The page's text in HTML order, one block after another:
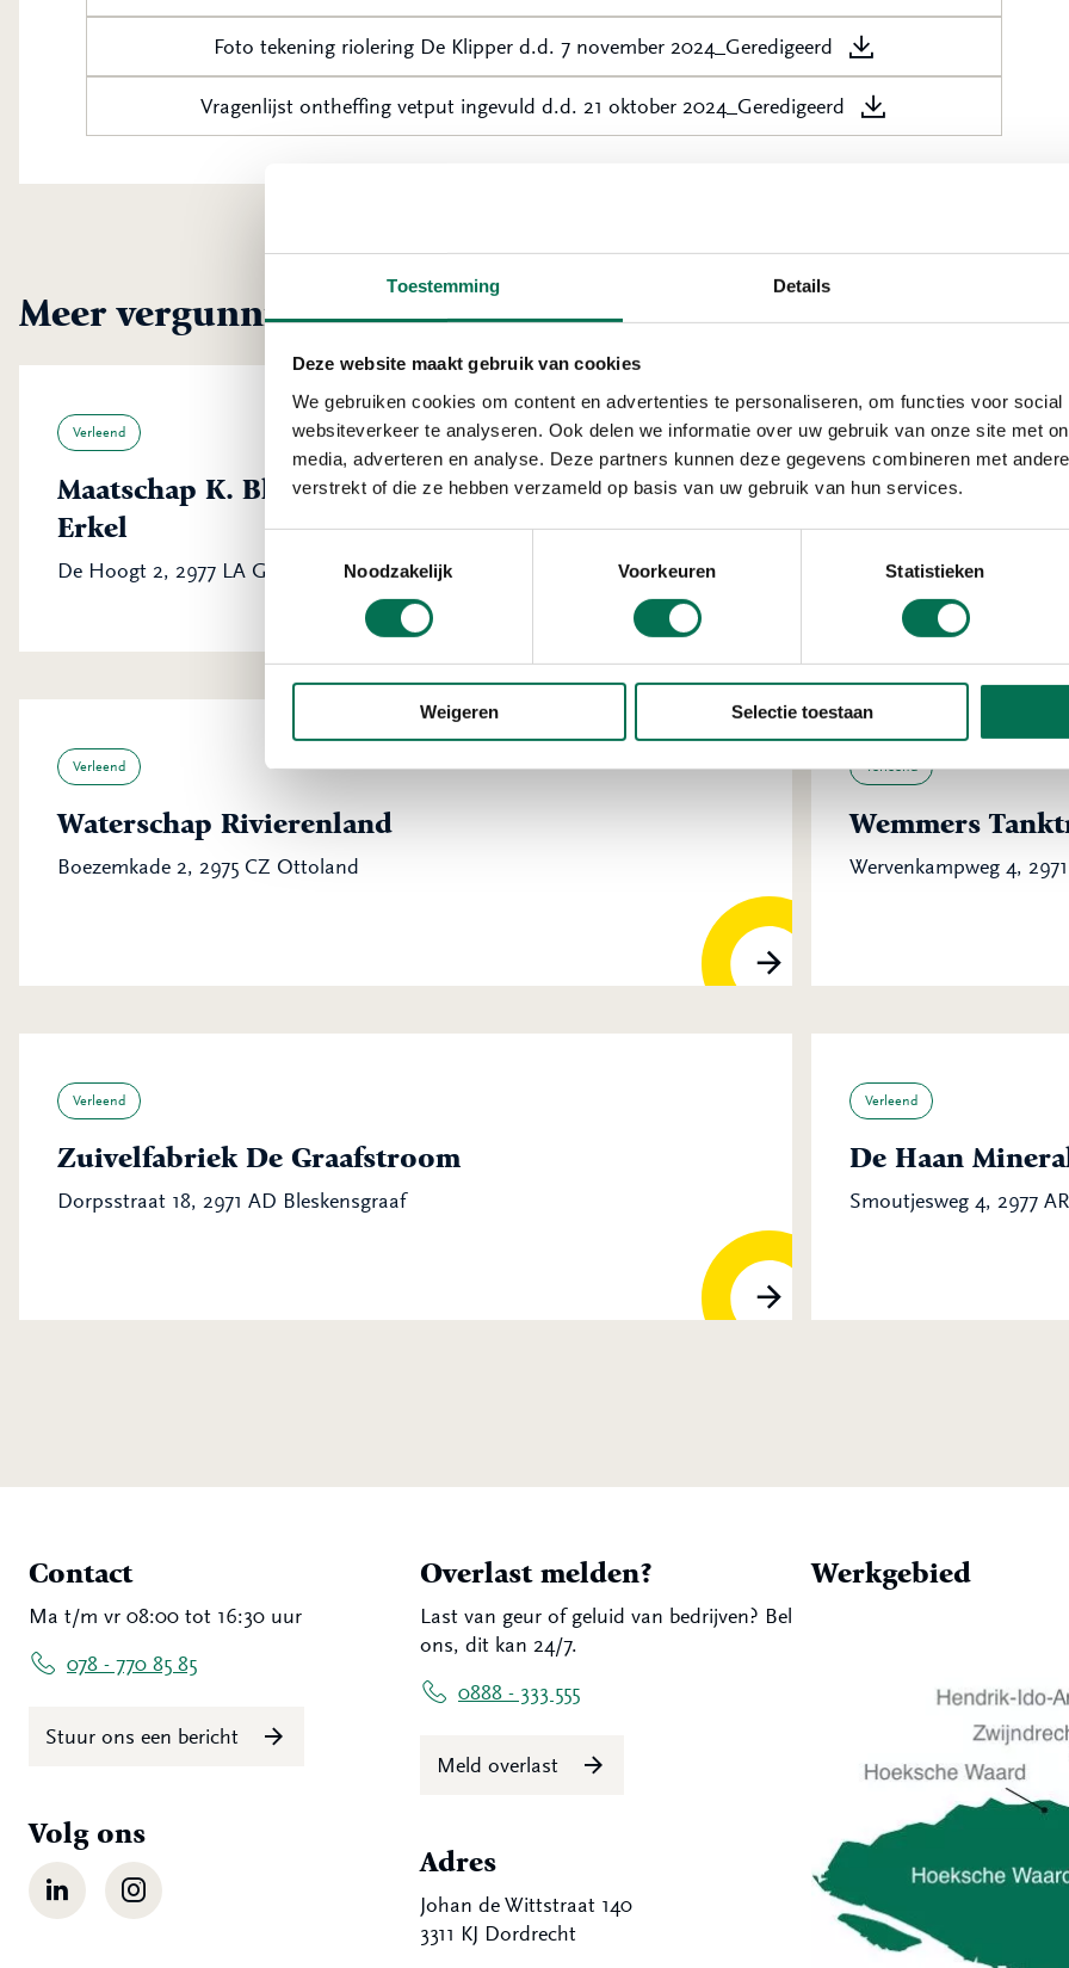
Toestemming Details
Deze website maakt gebruik van cookies
We gebruiken cookies om content en advertenties te personaliseren, om functies voor
websiteverkeer te analyseren. Ook delen we informatie over uw gebruik van onze site met
media, adverteren en analyse. Deze partners kunnen deze gegevens combineren met
verstrekt of die ze hebben verzameld op basis van uw gebruik van hun services.
Noodzakelijk
Voorkeuren Statistieken
Weigeren Selectie toestaan
Foto tekening riolering De Klipper d.d. 7 november 2024_Geredigeerd
Vragenlijst ontheffing vetput ingevuld d.d. 21 oktober 2024_Geredigeerd
Meer vergunningen uit Molenlanden
Verleend
Maatschap K. Blokland en H.G.H. Blokland-
Erkel
De Hoogt 2, 2977 LA Goudriaan
Verleend
Den Hartog B.V.
Wilgenweg 4, 2964 AM
Verleend
Waterschap Rivierenland
Boezemkade 2, 2975 CZ Ottoland
Verleend
Wemmers
Wervenkampweg 4,
Verleend
Zuivelfabriek De Graafstroom
Dorpsstraat 18, 2971 AD Bleskensgraaf
Verleend
De Haan
Smoutjesweg 4, 2977
Contact
Ma t/m vr 08:00 tot 16:30 uur
078 - 770 85 85
Stuur ons een bericht
Volg ons
LinkedIn Instagram
Overlast melden?
Last van geur of geluid van bedrijven? Bel
ons, dit kan 24/7.
0888 - 333 555
Meld overlast
Adres
Johan de Wittstraat 140
3311 KJ Dordrecht
Werkgebied